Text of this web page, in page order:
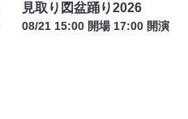
見取り図盆踊り2026
08/21 15:00 開場 17:00 開演